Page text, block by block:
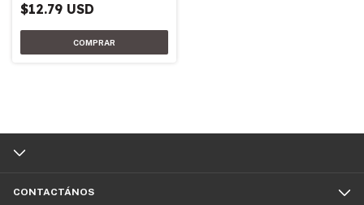
$12.79 USD
CONTACTÁNOS